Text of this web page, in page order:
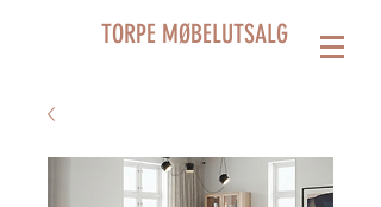
TORPE MØBELUTSALG